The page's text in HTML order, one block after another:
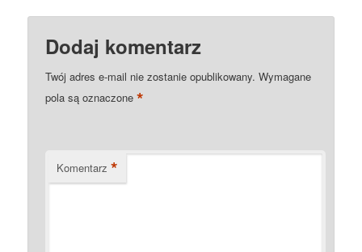
Dodaj komentarz
Twój adres e-mail nie zostanie opublikowany. Wymagane
pola są oznaczone*
Komentarz *